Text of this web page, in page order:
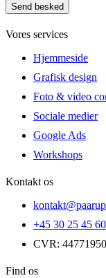
Send besked
Vores services
Hjemmeside
Grafisk design
Foto & video
Sociale medier
Google Ads
Workshops
Kontakt os
+45 30 25 45 60
CVR: 44771950
Find os